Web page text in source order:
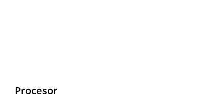
Procesor